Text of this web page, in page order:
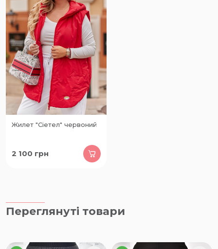
Жилет "Сіетел" червоний
2 100 грн
Переглянуті товари